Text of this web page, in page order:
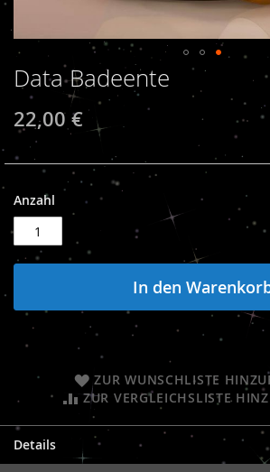
Zum
Anfang
der
Bildergalerie
springen
Data Badeente
22,00 €
Anzahl
In den
ZUR WUNSCHLISTE
ZUR VERGLEICHSLISTE
Details